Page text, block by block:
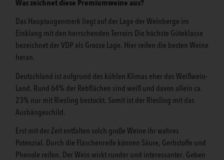
Was zeichnet diese Premiumweine aus?
Das Hauptaugenmerk liegt auf der Lage der Weinberge im
Einklang mit den herrschenden Terroirs Die höchste Güteklasse
bezeichnet der VDP als Grosse Lage. Hier reifen die besten Weine
heran.
Deutschland ist aufgrund des kühlen Klimas eher das Weißwein-
Land. Rund 64% der Rebflächen sind weiß und davon allein ca.
23% nur mit Riesling bestockt. Somit ist der Riesling mit das
Aushängeschild.
Erst mit der Zeit entfalten solch große Weine ihr wahres
Potenzial. Durch die Flaschenreife können Säure, Gerbstoffe und
Phenole reifen. Der Wein wirkt runder und interessanter. Geben